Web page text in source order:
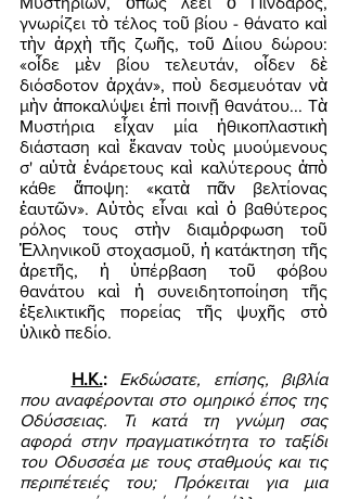
γνωρίζει τὸ τέλος τοῦ βίου - θάνατο καὶ
τὴν ἀρχὴ τῆς ζωῆς, τοῦ Δίιου δώρου:
«οἶδε μὲν βίου τελευτάν, οἶδεν δὲ
διόσδοτον ἀρχάν», ποὺ δεσμευόταν νὰ
μὴν ἀποκαλύψει ἐπὶ ποινῇ θανάτου... Τὰ
Μυστήρια εἶχαν μία ἠθικοπλαστικὴ
διάσταση καὶ ἔκαναν τοὺς μυούμενους
σ' αὐτὰ ἐνάρετους καὶ καλύτερους ἀπὸ
κάθε ἄποψη: «κατὰ πᾶν βελτίονας
ἑαυτῶν». Αὐτὸς εἶναι καὶ ὁ βαθύτερος
ρόλος τους στὴν διαμὀρφωση τοῦ
Ἑλληνικοῦ στοχασμοῦ, ἡ κατάκτηση τῆς
ἀρετῆς, ἡ ὑπέρβαση τοῦ φόβου
θανάτου καὶ ἡ συνειδητοποίηση τῆς
ἐξελικτικῆς πορείας τῆς ψυχῆς στὸ
ὑλικὸ πεδίο.
Η.Κ.: Εκδώσατε, επίσης, βιβλία
που αναφέρονται στο ομηρικό έπος της
Οδύσσειας. Τι κατά τη γνώμη σας
αφορά στην πραγματικότητα το ταξίδι
του Οδυσσέα με τους σταθμούς και τις
περιπέτειές του; Πρόκειται για μια